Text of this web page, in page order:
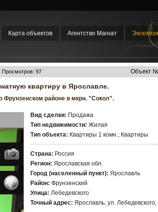
Карта объектов Агентство Магнат
Просмотров: 97 Объект
квартиру в Ярославле.
Фрунзенском районе в мкрн. "Сокол".
Вид сделки: Продажа
Тип недвижимости: Жилая
Тип объекта: Квартиры 1 комн.; Квартиры
Страна: Россия
Регион: Ярославская обл.
Город (населенный пункт): Ярославль
Район: Фрунзенский
Улица: Лебедевского
Точный адрес: Ярославль, ул. Лебедевского,